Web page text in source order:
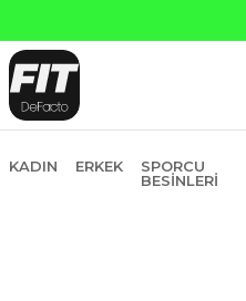
KADIN ERKEK
SPORCU
BESINLERI